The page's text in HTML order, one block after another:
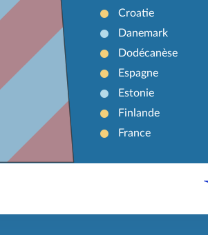
Croatie
Danemark
Dodécanèse
Espagne
Estonie
Finlande
France